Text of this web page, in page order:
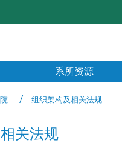
系所资源
组织架构及相关法规
关法规